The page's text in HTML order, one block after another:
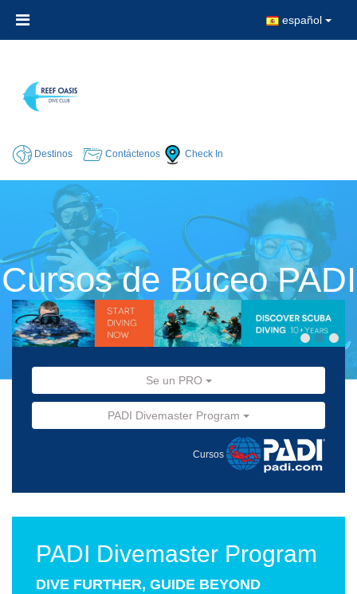
español
Destinos Contáctenos Check In
Cursos de Buceo PADI
Se un PRO
PADI Divemaster Program
Cursos
PADI Divemaster Program
DIVE FURTHER, GUIDE BEYOND